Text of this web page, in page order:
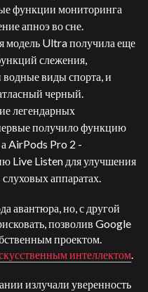
функции мониторинга
апноэ во сне.
модель Ultra получила еще
слежения,
виды спорта, и
черный.
легендарных
получило функцию
AirPods Pro 2 -
Live Listen для улучшения
аппаратах.
авантюра, но, с другой
позволив Google
проектом.
интеллектом.
излучали уверенность